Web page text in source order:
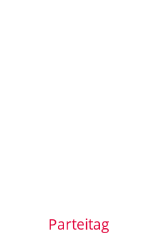
Parteitag